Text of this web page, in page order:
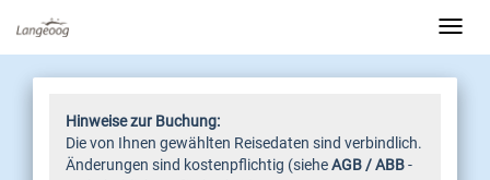
Hinweise zur Buchung:
Die von Ihnen gewählten Reisedaten sind verbindlich.
Änderungen sind kostenpflichtig (sieheAGB /ABB-